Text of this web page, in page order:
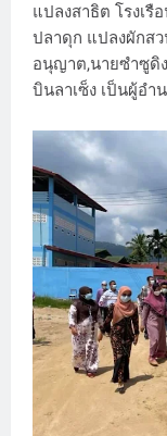
แปลงสาธิต โรงเรื
ปลาดุก แปลงผักส
อนุญาต,นายซำซูดิง
บินลาเซ็ง เป็นผู้อำ